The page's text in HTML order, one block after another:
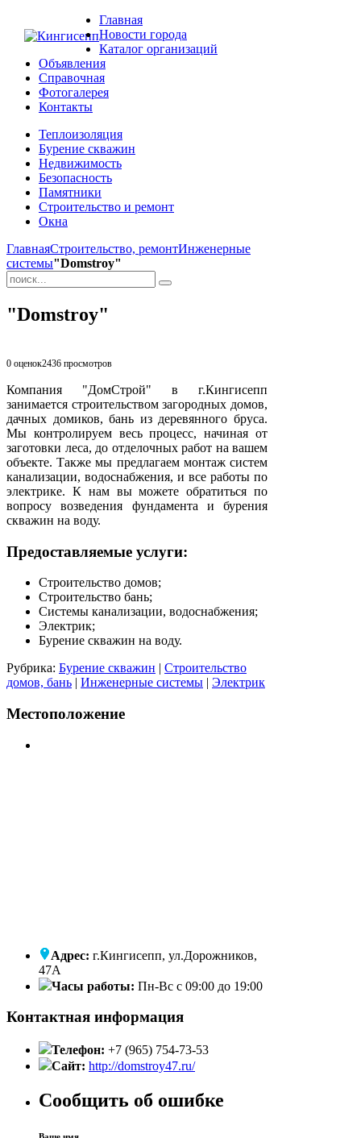
Главная
Новости города
Каталог организаций
Объявления
Справочная
Фотогалерея
Контакты
Теплоизоляция
Бурение скважин
Недвижимость
Безопасность
Памятники
Строительство и ремонт
Окна
ГлавнаяСтроительство, ремонтИнженерные
системы"Domstroy"
"Domstroy"
0 оценок2436 просмотров
Компания "ДомСтрой" в г.Кингисепп
занимается строительством загородных домов,
дачных домиков, бань из деревянного бруса.
Мы контролируем весь процесс, начиная от
заготовки леса, до отделочных работ на вашем
объекте. Также мы предлагаем монтаж систем
канализации, водоснабжения, и все работы по
электрике. К нам вы можете обратиться по
вопросу возведения фундамента и бурения
скважин на воду.
Предоставляемые услуги:
Строительство домов;
Строительство бань;
Системы канализации, водоснабжения;
Электрик;
Бурение скважин на воду.
Рубрика: Бурение скважин | Строительство
домов, бань | Инженерные системы | Электрик
Местоположение
Адрес: г.Кингисепп, ул.Дорожников,
47А
Часы работы: Пн-Вс с 09:00 до 19:00
Контактная информация
Телефон: +7 (965) 754-73-53
Сайт: http://domstroy47.ru/
Сообщить об ошибке